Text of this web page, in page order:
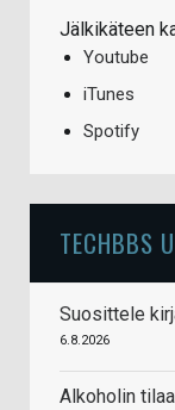
Jälkikäteen
Youtube
iTunes
Spotify
TECHBBS
Suosittele
6.8.2026
Alkoholin